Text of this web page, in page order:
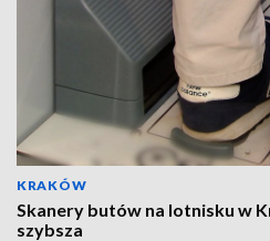
KRAKÓW
Skanery butów na lotnisku w
szybsza